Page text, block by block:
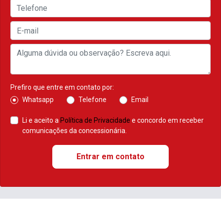
Prefiro que entre em contato por:
Whatsapp
Telefone Email
Li e aceito a Política de Privacidade e concordo em receber
comunicações da concessionária.
Entrar em contato